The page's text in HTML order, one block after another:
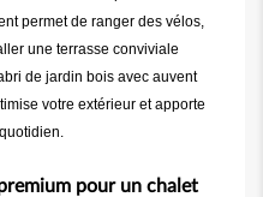
permet de ranger des vélos,
une terrasse conviviale
de jardin bois avec auvent
votre extérieur et apporte
pour un chalet